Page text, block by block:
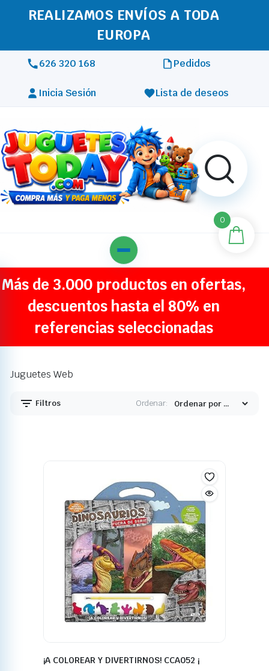
REALIZAMOS ENVÍOS A TODA
EUROPA
626 320 168 Pedidos
Inicia Sesión Lista de deseos
Más de 3.000 productos en ofertas,
descuentos hasta el 80% en
referencias seleccionadas
Juguetes Web
Filtros Ordenar:
¡A COLOREAR Y DIVERTIRNOS! CCA052 ¡
0